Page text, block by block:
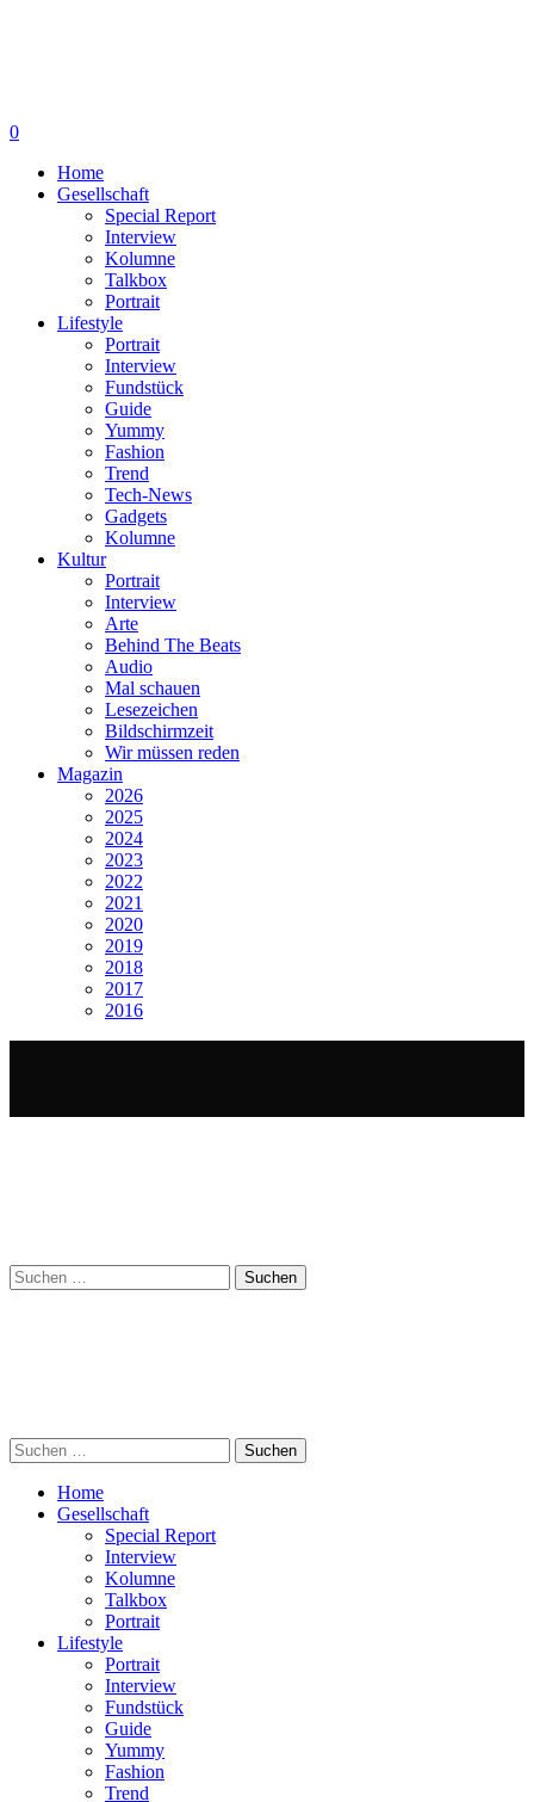
0
Home
Gesellschaft
Special Report
Interview
Kolumne
Talkbox
Portrait
Lifestyle
Portrait
Interview
Fundstück
Guide
Yummy
Fashion
Trend
Tech-News
Gadgets
Kolumne
Kultur
Portrait
Interview
Arte
Behind The Beats
Audio
Mal schauen
Lesezeichen
Bildschirmzeit
Wir müssen reden
Magazin
2026
2025
2024
2023
2022
2021
2020
2019
2018
2017
2016
Suchen
nach:
Suchen
nach:
Home
Gesellschaft
Special Report
Interview
Kolumne
Talkbox
Portrait
Lifestyle
Portrait
Interview
Fundstück
Guide
Yummy
Fashion
Trend